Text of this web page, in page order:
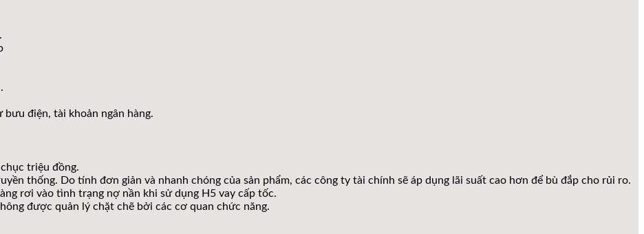
điện, tài khoản ngân hàng.
triệu đồng.
thống. Do tính đơn giản và nhanh chóng của sản phẩm, các công ty tài chính sẽ áp dụng lãi suất cao hơn để bù đắp cho rủi ro.
rơi vào tình trạng nợ nần khi sử dụng H5 vay cấp tốc.
được quản lý chặt chẽ bởi các cơ quan chức năng.